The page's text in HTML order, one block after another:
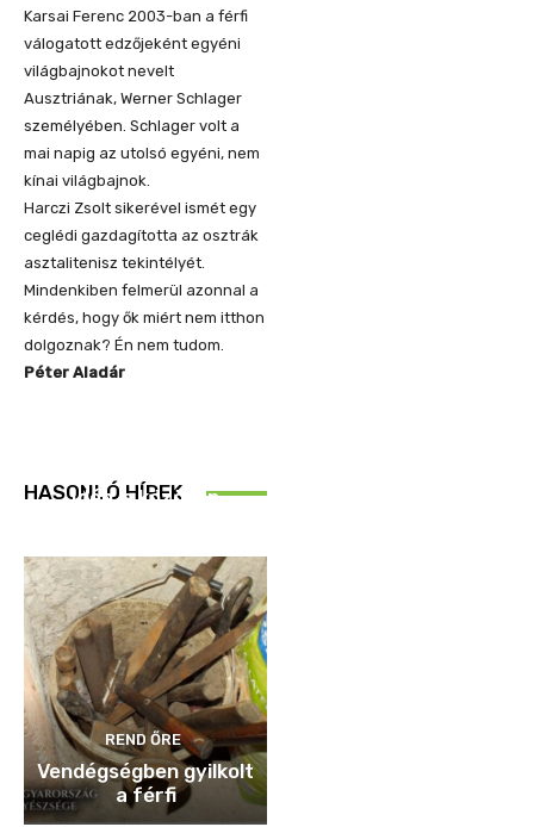
Karsai Ferenc 2003-ban a férfi
válogatott edzőjeként egyéni
világbajnokot nevelt
Ausztriának, Werner Schlager
személyében. Schlager volt a
mai napig az utolsó egyéni, nem
kínai világbajnok.
Harczi Zsolt sikerével ismét egy
ceglédi gazdagította az osztrák
asztalitenisz tekintélyét.
Mindenkiben felmerül azonnal a
kérdés, hogy ők miért nem itthon
dolgoznak? Én nem tudom.
Péter Aladár
HASONLÓ HÍREK
Idén is közösen
REND ŐRE
Vendégségben gyilkolt
a férfi